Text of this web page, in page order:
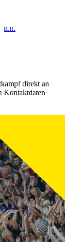
n.n.
direkt an
Kontaktdaten